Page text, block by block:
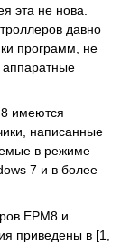
эта не нова.
давно
программ, не
аппаратные
имеются
написанные
в режиме
7 и в более
EPM8 и
приведены в [1,